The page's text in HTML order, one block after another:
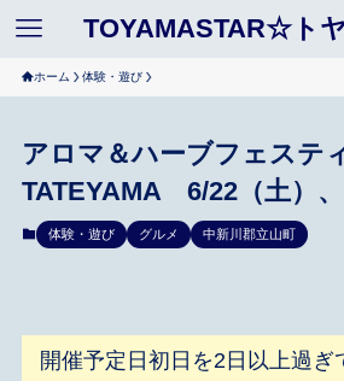
TOYAMASTAR☆ト
ホーム 体験・遊び
アロマ＆ハーブフェステ
TATEYAMA 6/22（土）、
体験・遊び グルメ 中新川郡立山町
開催予定日初日を2日以上過ぎ